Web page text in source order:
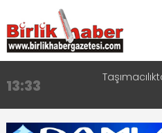
13:33
17:15
Aksaray OSB